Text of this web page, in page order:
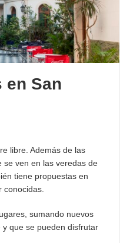
en San
libre. Además de las
se ven en las veredas de
tiene propuestas en
conocidas.
sumando nuevos
que se pueden disfrutar